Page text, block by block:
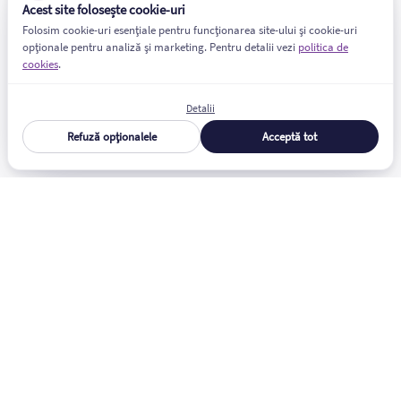
Acest site folosește cookie-uri
Folosim cookie-uri esențiale pentru funcționarea site-ului și cookie-uri
opționale pentru analiză și marketing. Pentru detalii vezi politica de
cookies.
Detalii
Refuză opționalele Acceptă tot